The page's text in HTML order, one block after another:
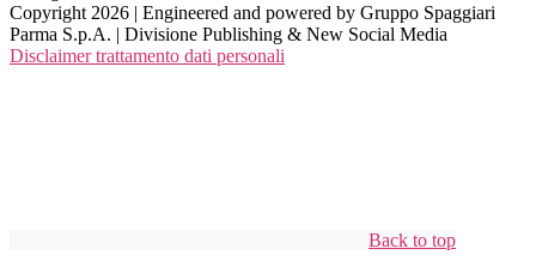
Copyright 2026 | Engineered and powered by Gruppo Spaggiari
Parma S.p.A. | Divisione Publishing & New Social Media
Disclaimer trattamento dati personali
Back to top